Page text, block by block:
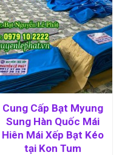
Cung Cấp Bạt Myung
Sung Hàn Quốc Mái
Hiên Mái Xếp Bạt Kéo
tại Kon Tum